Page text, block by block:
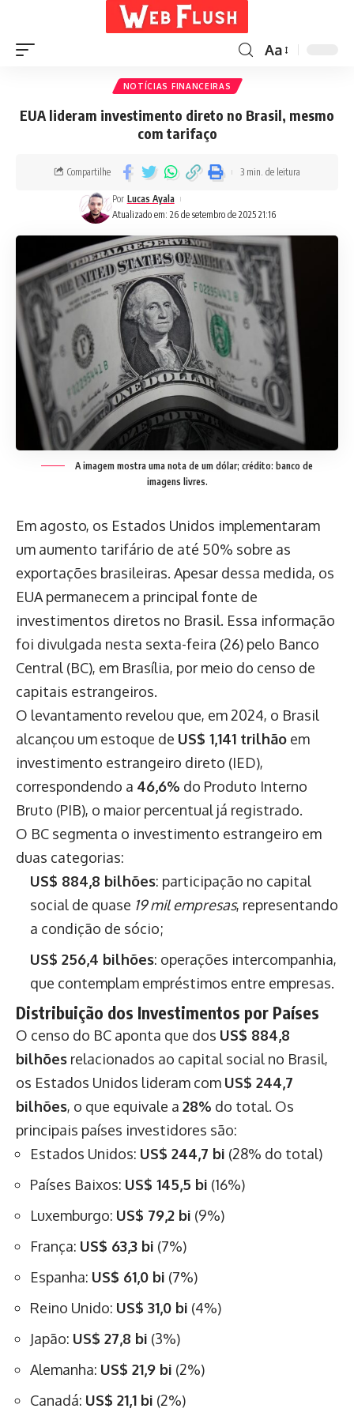
Aa
NOTÍCIAS FINANCEIRAS
EUA lideram investimento direto no Brasil, mesmo
com tarifaço
Atualizado em: 26 de setembro de 2025 21:16
Por Lucas Ayala
Compartilhe 3 min. de leitura
A imagem mostra uma nota de um dólar; crédito: banco de
imagens livres.
Em agosto, os Estados Unidos implementaram
um aumento tarifário de até 50% sobre as
exportações brasileiras. Apesar dessa medida, os
EUA permanecem a principal fonte de
investimentos diretos no Brasil. Essa informação
foi divulgada nesta sexta-feira (26) pelo Banco
Central (BC), em Brasília, por meio do censo de
capitais estrangeiros.
O levantamento revelou que, em 2024, o Brasil
alcançou um estoque de US$ 1,141 trilhão em
investimento estrangeiro direto (IED),
correspondendo a 46,6% do Produto Interno
Bruto (PIB), o maior percentual já registrado.
O BC segmenta o investimento estrangeiro em
duas categorias:
US$ 884,8 bilhões: participação no capital
social de quase 19 mil empresas, representando
a condição de sócio;
US$ 256,4 bilhões: operações intercompanhia,
que contemplam empréstimos entre empresas.
Distribuição dos Investimentos por Países
O censo do BC aponta que dos US$ 884,8
bilhões relacionados ao capital social no Brasil,
os Estados Unidos lideram com US$ 244,7
bilhões, o que equivale a 28% do total. Os
principais países investidores são:
Estados Unidos: US$ 244,7 bi (28% do total)
Países Baixos: US$ 145,5 bi (16%)
Luxemburgo: US$ 79,2 bi (9%)
França: US$ 63,3 bi (7%)
Espanha: US$ 61,0 bi (7%)
Reino Unido: US$ 31,0 bi (4%)
Japão: US$ 27,8 bi (3%)
Alemanha: US$ 21,9 bi (2%)
Canadá: US$ 21,1 bi (2%)